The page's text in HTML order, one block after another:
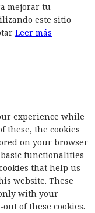
mejorar tu
este sitio
Leer más
experience while
these, the cookies
on your browser
functionalities
that help us
website. These
with your
of these cookies.